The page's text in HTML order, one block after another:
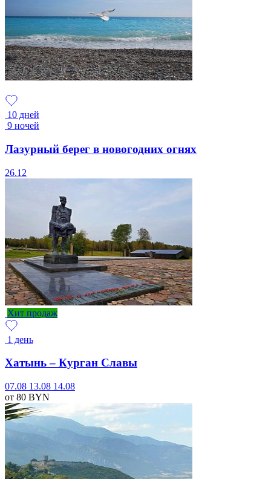
10 дней
9 ночей
Лазурный берег в новогодних огнях
26.12
Хит продаж
1 день
Хатынь – Курган Славы
07.08 13.08 14.08
от 80 BYN